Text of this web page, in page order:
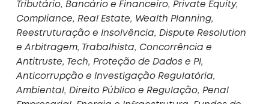
Tributário, Bancário e Financeiro, Private Equity,
Compliance, Real Estate, Wealth Planning,
Reestruturação e Insolvência, Dispute Resolution
e Arbitragem, Trabalhista, Concorrência e
Antitruste, Tech, Proteção de Dados e PI,
Anticorrupção e Investigação Regulatória,
Ambiental, Direito Público e Regulação, Penal